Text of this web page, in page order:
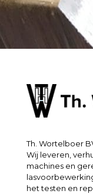
Th. Wortelboer
Wij leveren,
machines en
het testen en